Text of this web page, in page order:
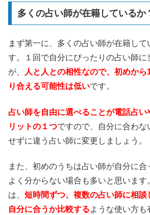
多くの占い師が在籍しているか
まず第一に、多くの占い師が在籍し
す。１回で自分にぴったりの占い師に
が、
人と人との相性なので、初めか
り合える可能性は低いです。
占い師を自由に選べることが電話占い
リットの１つですので、自分に合わな
せずに違う占い師に変更しましょう。
また、初めのうちは占い師が自分に合
よく分からない場合も多いと思います
は、 短時間ずつ、複数の占い師に相談
自分に合うか比較するような使い方も